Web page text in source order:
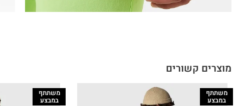
מוצרים קשורים
משתתף
במבצע
משתתף
במבצע